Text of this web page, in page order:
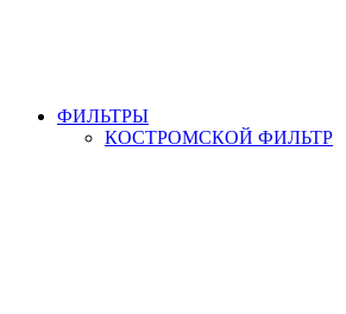
ФИЛЬТРЫ
КОСТРОМСКОЙ ФИЛЬТР